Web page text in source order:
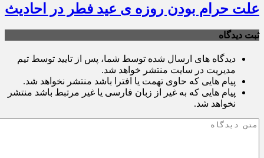
علت حرام بودن روزه ی عید فطر در احادیث
ثبت دیدگاه
دیدگاه های ارسال شده توسط شما، پس از تایید توسط تیم
مدیریت در سایت منتشر خواهد شد.
پیام هایی که حاوی تهمت یا افترا باشد منتشر نخواهد شد.
پیام هایی که به غیر از زبان فارسی یا غیر مرتبط باشد منتشر
نخواهد شد.